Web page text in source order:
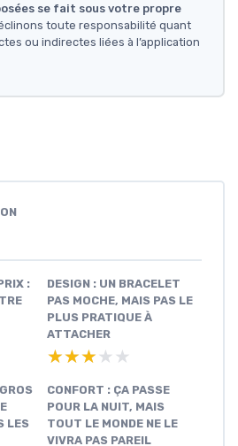
se fait sous votre propre
toute responsabilité quant
ou indirectes liées à l’application
:
DESIGN : UN BRACELET
PAS MOCHE, MAIS PAS LE
PLUS PRATIQUE À
ATTACHER
★★★★★
★★★★★
LES
CONFORT : ÇA PASSE
POUR LA NUIT, MAIS
TOUT LE MONDE NE LE
VIVRA PAS PAREIL